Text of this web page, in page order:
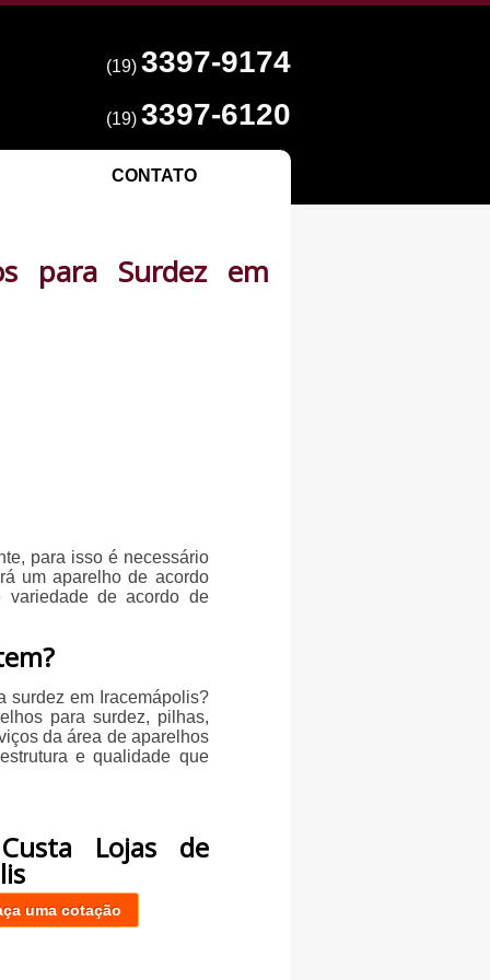
(19) 3397-9174
(19) 3397-6120
CONTATO
para Surdez em
para isso é necessário
um aparelho de acordo
variedade de acordo de
surdez em Iracemápolis?
para surdez, pilhas,
da área de aparelhos
e qualidade que
Lojas de
uma cotação